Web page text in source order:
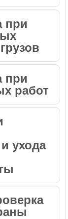
при
при
работ
ухода